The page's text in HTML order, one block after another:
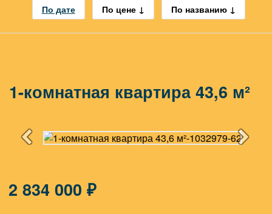
По дате По цене По названию
1-комнатная квартира 43,6 м²
2 834 000 ₽